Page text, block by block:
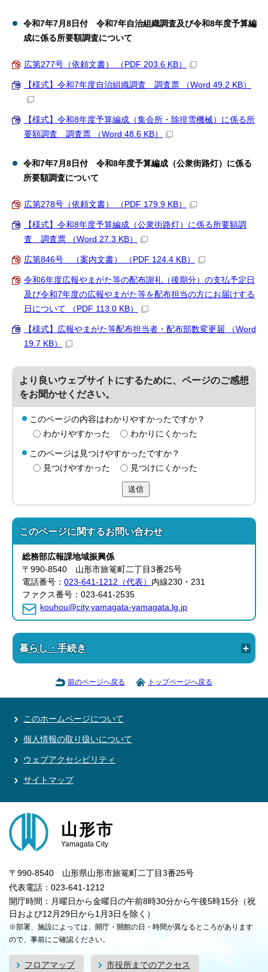
令和7年7月8日付 令和7年自治組織調査及び令和8年度予算編
成に係る所要額調査について
広第277号（依頼文書） （PDF 203.6 KB）
【様式】令和7年度自治組織調査 調査票 （Word 49.2 KB）
【様式】令和8年度予算編成（集会所・除排雪機械）に係る所
要額調査 調査票 （Word 48.6 KB）
令和7年7月8日付 令和8年度予算編成（公衆街路灯）に係る
所要額調査について
広第278号（依頼文書） （PDF 179.9 KB）
【様式】令和8年度予算編成（公衆街路灯）に係る所要額調
査 調査票 （Word 27.3 KB）
広第846号 （案内文書） （PDF 124.4 KB）
令和6年度広報やまがた等の配布謝礼（後期分）の支払予定日
及び令和7年度の広報やまがた等を配布担当の方にお届けする
日について （PDF 113.0 KB）
【様式】広報やまがた等配布担当者・配布部数変更届 （Word
19.7 KB）
より良いウェブサイトにするために、ページのご感想
をお聞かせください。
このページの内容はわかりやすかったですか？
わかりやすかった
わかりにくかった
このページは見つけやすかったですか？
見つけやすかった
見つけにくかった
送信
このページに関するお問い合わせ
総務部広報課地域振興係
〒990-8540 山形市旅篭町二丁目3番25号
電話番号：023-641-1212（代表） 内線230・231
ファクス番号：023-641-2535
kouhou@city.yamagata-yamagata.lg.jp
暮らし・手続き
前のページへ戻る トップページへ戻る
このホームページについて
個人情報の取り扱いについて
ウェブアクセシビリティ
サイトマップ
山形市
Yamagata City
〒990-8540 山形県山形市旅篭町二丁目3番25号
代表電話：023-641-1212
開庁時間：月曜日から金曜日の午前8時30分から午後5時15分（祝
日および12月29日から1月3日を除く）
※部署、施設によっては、開庁・開館の日・時間が異なるところがあります
ので、事前にご確認ください。
フロアマップ 市役所までのアクセス